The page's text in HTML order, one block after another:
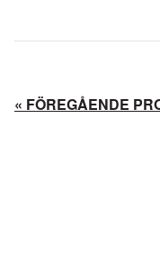
« FÖREGÅENDE